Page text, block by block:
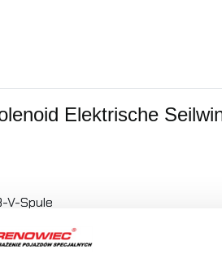
Elektrische
V-Spule